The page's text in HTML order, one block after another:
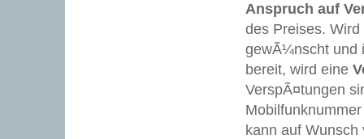
Anspruch auf
des Preises.
gewÃ¼nscht und
bereit, wird eine
VerspÃ¤tungen
kann auf